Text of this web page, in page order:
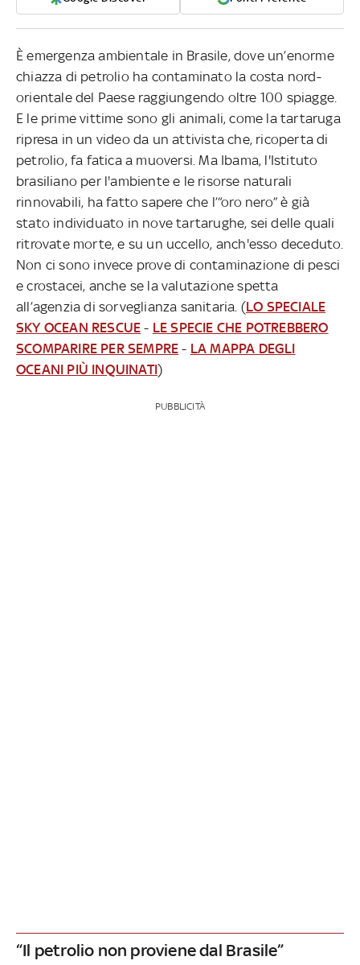
È emergenza ambientale in Brasile, dove un’enorme
chiazza di petrolio ha contaminato la costa nord-
orientale del Paese raggiungendo oltre 100 spiagge.
E le prime vittime sono gli animali, come la tartaruga
ripresa in un video da un attivista che, ricoperta di
petrolio, fa fatica a muoversi. Ma Ibama, l'Istituto
brasiliano per l'ambiente e le risorse naturali
rinnovabili, ha fatto sapere che l’“oro nero” è già
stato individuato in nove tartarughe, sei delle quali
ritrovate morte, e su un uccello, anch'esso deceduto.
Non ci sono invece prove di contaminazione di pesci
e crostacei, anche se la valutazione spetta
all’agenzia di sorveglianza sanitaria. (LO SPECIALE
SKY OCEAN RESCUE - LE SPECIE CHE POTREBBERO
SCOMPARIRE PER SEMPRE - LA MAPPA DEGLI
OCEANI PIÙ INQUINATI)
PUBBLICITÀ
“Il petrolio non proviene dal Brasile”